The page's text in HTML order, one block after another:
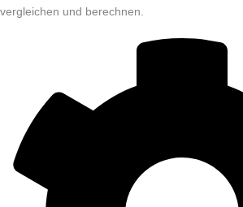
vergleichen und berechnen.